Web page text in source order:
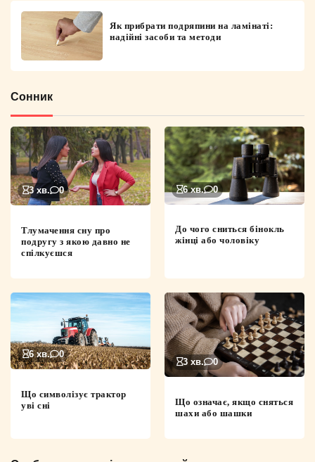
Як прибрати подряпини на ламінаті:
надійні засоби та методи
Сонник
3 хв. 0
Тлумачення сну про
подругу з якою давно не
спілкуєшся
6 хв. 0
До чого сниться бінокль
жінці або чоловіку
6 хв. 0
Що символізує трактор
уві сні
3 хв. 0
Що означає, якщо сняться
шахи або шашки